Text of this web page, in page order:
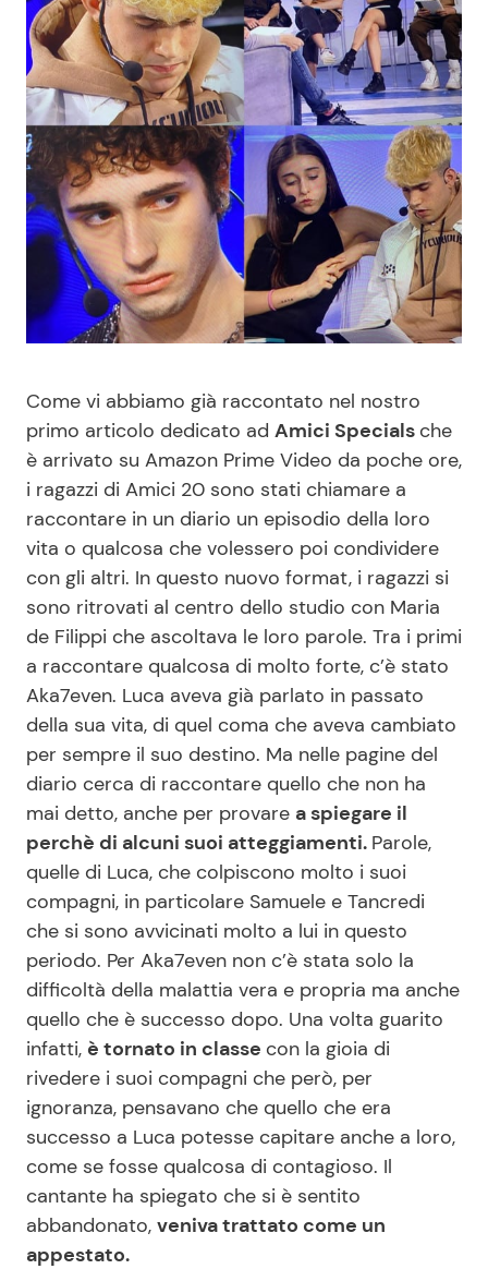
Benessere
Casa
Moda e Style
Mondo Mamma
News benessere
Salute
Viaggi e Turismo
Festività
Cucina e Ricette
Consigli di Cucina
Dolci
Le Ricette in TV
Primi Piatti
Ricette Facili e Veloci
Ricette Feste
Ricette per Bambini
Seguici
Info
Chi siamo
Disclaimer e Privacy
Redazione
Contattaci
Privacy Policy
Come vi abbiamo già raccontato nel nostro
primo articolo dedicato ad Amici Specials che
è arrivato su Amazon Prime Video da poche ore,
i ragazzi di Amici 20 sono stati chiamare a
raccontare in un diario un episodio della loro
vita o qualcosa che volessero poi condividere
con gli altri. In questo nuovo format, i ragazzi si
sono ritrovati al centro dello studio con Maria
de Filippi che ascoltava le loro parole. Tra i primi
a raccontare qualcosa di molto forte, c’è stato
Aka7even. Luca aveva già parlato in passato
della sua vita, di quel coma che aveva cambiato
per sempre il suo destino. Ma nelle pagine del
diario cerca di raccontare quello che non ha
mai detto, anche per provare a spiegare il
perchè di alcuni suoi atteggiamenti. Parole,
quelle di Luca, che colpiscono molto i suoi
compagni, in particolare Samuele e Tancredi
che si sono avvicinati molto a lui in questo
periodo. Per Aka7even non c’è stata solo la
difficoltà della malattia vera e propria ma anche
quello che è successo dopo. Una volta guarito
infatti, è tornato in classe con la gioia di
rivedere i suoi compagni che però, per
ignoranza, pensavano che quello che era
successo a Luca potesse capitare anche a loro,
come se fosse qualcosa di contagioso. Il
cantante ha spiegato che si è sentito
abbandonato, veniva trattato come un
appestato.